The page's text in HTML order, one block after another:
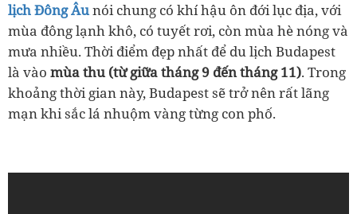
lịch Đông Âunói chung có khí hậu ôn đới lục địa, với
mùa đông lạnh khô, có tuyết rơi, còn mùa hè nóng và
mưa nhiều. Thời điểm đẹp nhất để du lịch Budapest
là vào mùa thu (từ giữa tháng 9 đến tháng 11). Trong
khoảng thời gian này, Budapest sẽ trở nên rất lãng
mạn khi sắc lá nhuộm vàng từng con phố.